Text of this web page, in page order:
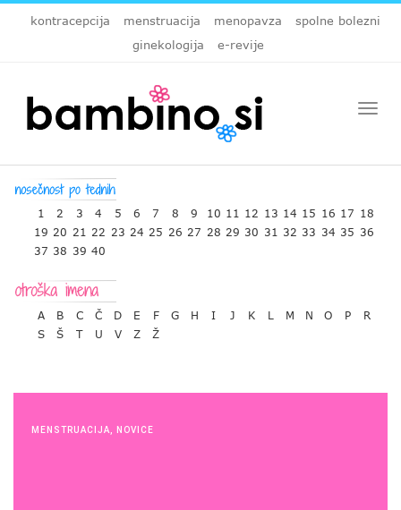
kontracepcija menstruacija menopavza
spolne bolezni
ginekologija
e-revije
1 2 3 4 5 6 7 8 9 10 11 12 13 14 15 16 17 18
19 20 21 22 23 24 25 26 27 28 29 30 31 32 33 34 35 36
37 38 39 40
A B C Č D E F G H I J K L M N O P
R
S
Š T U V Z Ž
MENSTRUACIJA NOVICE